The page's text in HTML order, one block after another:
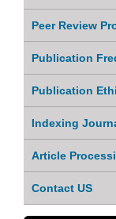
Peer Review
Publication
Publication
Indexing
Article
Contact US